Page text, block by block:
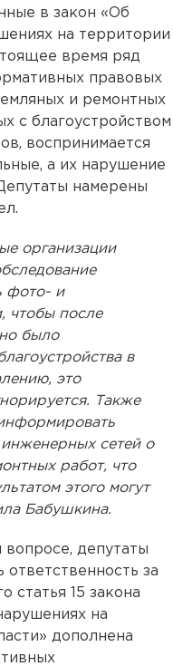
в закон «Об
на территории
время ряд
правовых
и ремонтных
с благоустройством
воспринимается
а их нарушение
намерены
организации
фото- и
чтобы после
было
в
это
Также
сетей о
работ, что
этого могут
Бабушкина.
депутаты
за
статья 15 закона
на
дополнена